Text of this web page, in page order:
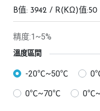
B值: 3942 / R(KΩ)值:50
精度:1~5%
溫度區間
-20℃~50℃
0℃~70℃